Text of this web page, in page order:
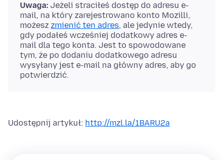
Uwaga: Jeżeli straciłeś dostęp do adresu e-
mail, na który zarejestrowano konto Mozilli,
możesz zmienić ten adres, ale jedynie wtedy,
gdy podałeś wcześniej dodatkowy adres e-
mail dla tego konta. Jest to spowodowane
tym, że po dodaniu dodatkowego adresu
wysyłany jest e-mail na główny adres, aby go
potwierdzić.
Udostępnij artykuł: http://mzl.la/1BARU2a